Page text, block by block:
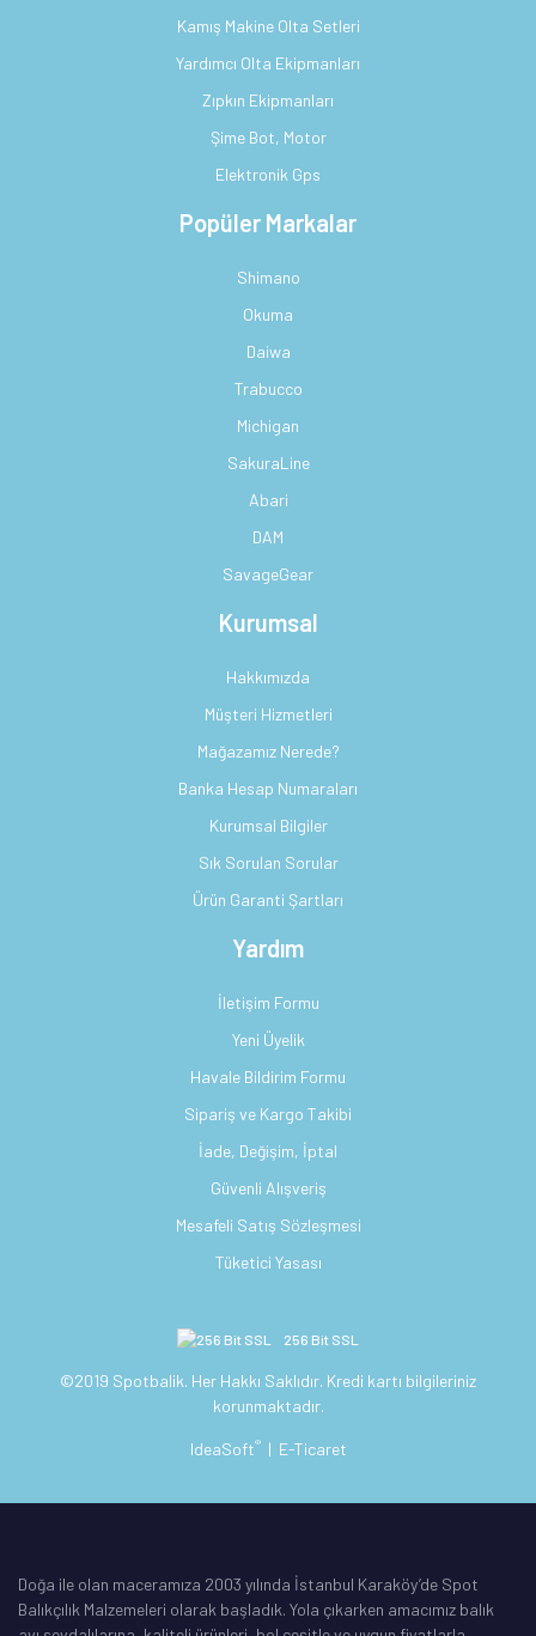
Kamış Makine Olta Setleri
Yardımcı Olta Ekipmanları
Zıpkın Ekipmanları
Şime Bot, Motor
Elektronik Gps
Popüler Markalar
Shimano
Okuma
Daiwa
Trabucco
Michigan
SakuraLine
Abari
DAM
SavageGear
Kurumsal
Hakkımızda
Müşteri Hizmetleri
Mağazamız Nerede?
Banka Hesap Numaraları
Kurumsal Bilgiler
Sık Sorulan Sorular
Ürün Garanti Şartları
Yardım
İletişim Formu
Yeni Üyelik
Havale Bildirim Formu
Sipariş ve Kargo Takibi
İade, Değişim, İptal
Güvenli Alışveriş
Mesafeli Satış Sözleşmesi
Tüketici Yasası
256 Bit SSL
©2019 Spotbalik. Her Hakkı Saklıdır. Kredi kartı bilgileriniz
korunmaktadır.
IdeaSoft® | E-Ticaret
Doğa ile olan maceramıza 2003 yılında İstanbul Karaköy’de Spot
Balıkçılık Malzemeleri olarak başladık. Yola çıkarken amacımız balık